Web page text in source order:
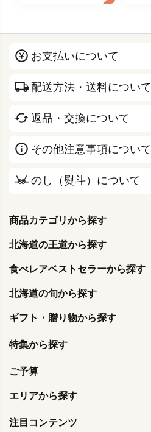
お支払いについて
配送方法・送料について
返品・交換について
その他注意事項について
のし（熨斗）について
商品カテゴリから探す
北海道の王道から探す
食べレアベストセラーから探す
北海道の旬から探す
ギフト・贈り物から探す
特集から探す
ご予算
エリアから探す
注目コンテンツ